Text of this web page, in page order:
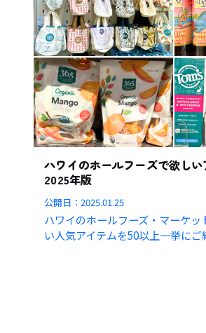
ハワイのホールフーズで欲しい
2025年版
公開日：2025.01.25
ハワイのホールフーズ・マーケッ
い人気アイテムを50以上一挙にご